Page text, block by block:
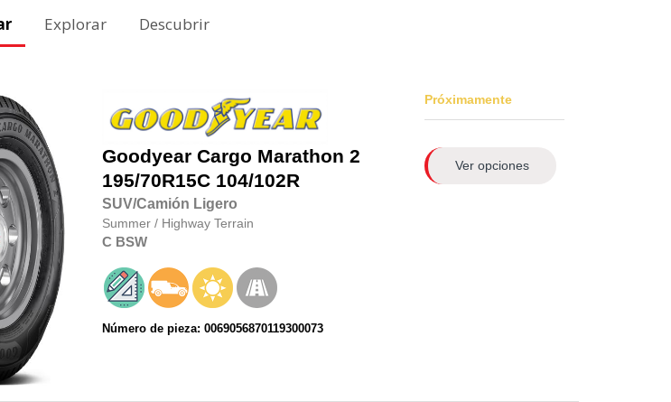
Explorar Descubrir
Goodyear Cargo Marathon 2
195/70R15C104/102R
SUV/Camión Ligero
Summer / Highway Terrain
C BSW
Número de pieza: 0069056870119300073
Próximamente
Ver opciones